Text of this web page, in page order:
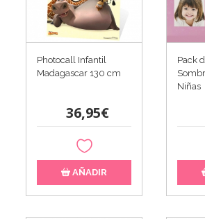
Photocall Infantil
Madagascar 130 cm
36,95€
AÑADIR
Pack
Niñas